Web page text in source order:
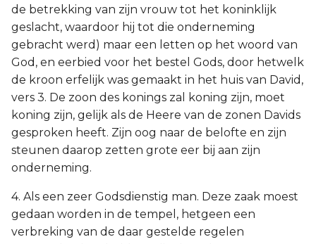
de betrekking van zijn vrouw tot het koninklijk
geslacht, waardoor hij tot die onderneming
gebracht werd) maar een letten op het woord van
God, en eerbied voor het bestel Gods, door hetwelk
de kroon erfelijk was gemaakt in het huis van David,
vers 3. De zoon des konings zal koning zijn, moet
koning zijn, gelijk als de Heere van de zonen Davids
gesproken heeft. Zijn oog naar de belofte en zijn
steunen daarop zetten grote eer bij aan zijn
onderneming.
4. Als een zeer Godsdienstig man. Deze zaak moest
gedaan worden in de tempel, hetgeen een
verbreking van de daar gestelde regelen